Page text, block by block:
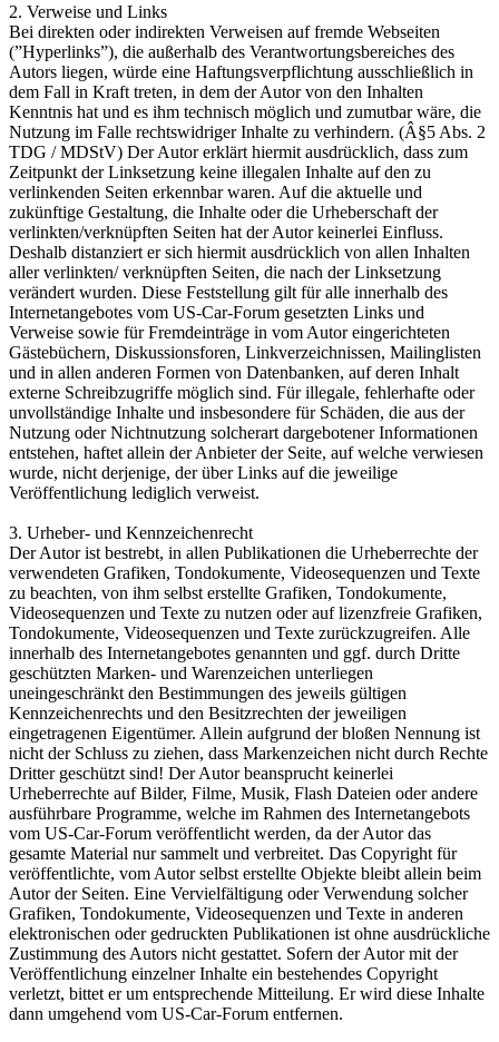
2. Verweise und Links
Bei direkten oder indirekten Verweisen auf fremde Webseiten
(”Hyperlinks”), die außerhalb des Verantwortungsbereiches des
Autors liegen, würde eine Haftungsverpflichtung ausschließlich in
dem Fall in Kraft treten, in dem der Autor von den Inhalten
Kenntnis hat und es ihm technisch möglich und zumutbar wäre, die
Nutzung im Falle rechtswidriger Inhalte zu verhindern. (Â§5 Abs. 2
TDG / MDStV) Der Autor erklärt hiermit ausdrücklich, dass zum
Zeitpunkt der Linksetzung keine illegalen Inhalte auf den zu
verlinkenden Seiten erkennbar waren. Auf die aktuelle und
zukünftige Gestaltung, die Inhalte oder die Urheberschaft der
verlinkten/verknüpften Seiten hat der Autor keinerlei Einfluss.
Deshalb distanziert er sich hiermit ausdrücklich von allen Inhalten
aller verlinkten/ verknüpften Seiten, die nach der Linksetzung
verändert wurden. Diese Feststellung gilt für alle innerhalb des
Internetangebotes vom US-Car-Forum gesetzten Links und
Verweise sowie für Fremdeinträge in vom Autor eingerichteten
Gästebüchern, Diskussionsforen, Linkverzeichnissen, Mailinglisten
und in allen anderen Formen von Datenbanken, auf deren Inhalt
externe Schreibzugriffe möglich sind. Für illegale, fehlerhafte oder
unvollständige Inhalte und insbesondere für Schäden, die aus der
Nutzung oder Nichtnutzung solcherart dargebotener Informationen
entstehen, haftet allein der Anbieter der Seite, auf welche verwiesen
wurde, nicht derjenige, der über Links auf die jeweilige
Veröffentlichung lediglich verweist.
3. Urheber- und Kennzeichenrecht
Der Autor ist bestrebt, in allen Publikationen die Urheberrechte der
verwendeten Grafiken, Tondokumente, Videosequenzen und Texte
zu beachten, von ihm selbst erstellte Grafiken, Tondokumente,
Videosequenzen und Texte zu nutzen oder auf lizenzfreie Grafiken,
Tondokumente, Videosequenzen und Texte zurückzugreifen. Alle
innerhalb des Internetangebotes genannten und ggf. durch Dritte
geschützten Marken- und Warenzeichen unterliegen
uneingeschränkt den Bestimmungen des jeweils gültigen
Kennzeichenrechts und den Besitzrechten der jeweiligen
eingetragenen Eigentümer. Allein aufgrund der bloßen Nennung ist
nicht der Schluss zu ziehen, dass Markenzeichen nicht durch Rechte
Dritter geschützt sind! Der Autor beansprucht keinerlei
Urheberrechte auf Bilder, Filme, Musik, Flash Dateien oder andere
ausführbare Programme, welche im Rahmen des Internetangebots
vom US-Car-Forum veröffentlicht werden, da der Autor das
gesamte Material nur sammelt und verbreitet. Das Copyright für
veröffentlichte, vom Autor selbst erstellte Objekte bleibt allein beim
Autor der Seiten. Eine Vervielfältigung oder Verwendung solcher
Grafiken, Tondokumente, Videosequenzen und Texte in anderen
elektronischen oder gedruckten Publikationen ist ohne ausdrückliche
Zustimmung des Autors nicht gestattet. Sofern der Autor mit der
Veröffentlichung einzelner Inhalte ein bestehendes Copyright
verletzt, bittet er um entsprechende Mitteilung. Er wird diese Inhalte
dann umgehend vom US-Car-Forum entfernen.